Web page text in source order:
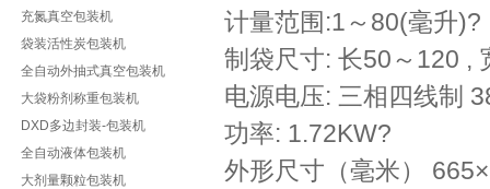
充氮真空包装机
袋装活性炭包装机
全自动外抽式真空包装机
大袋粉剂称重包装机
DXD多边封装-包装机
全自动液体包装机
大剂量颗粒包装机
计量范围:1～80(毫升)?
制袋尺寸: 长50～120 ,
电源电压: 三相四线制
功率: 1.72KW?
外形尺寸（毫米）